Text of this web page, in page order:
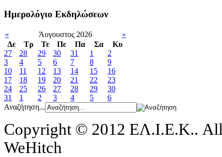
Ημερολόγιο Εκδηλώσεων
« Άυγουστος 2026
»
Δε
Tρ Τε Πε Πα Σα
Κυ
27
28 29 30 31 1
2
3
4 5 6 7 8
9
10
11 12 13 14 15
16
17
18 19 20 21 22
23
24
25 26 27 28 29
30
31
1 2 3 4 5
6
Αναζήτηση...
Copyright © 2012 ΕΛ.Ι.Ε.Κ..
WeHitch